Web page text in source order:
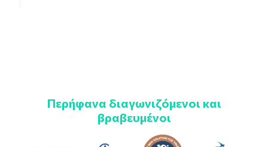
Περήφανα διαγωνιζόμενοι και
βραβευμένοι